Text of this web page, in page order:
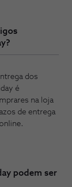
dos
é
na loja
de entrega
podem ser